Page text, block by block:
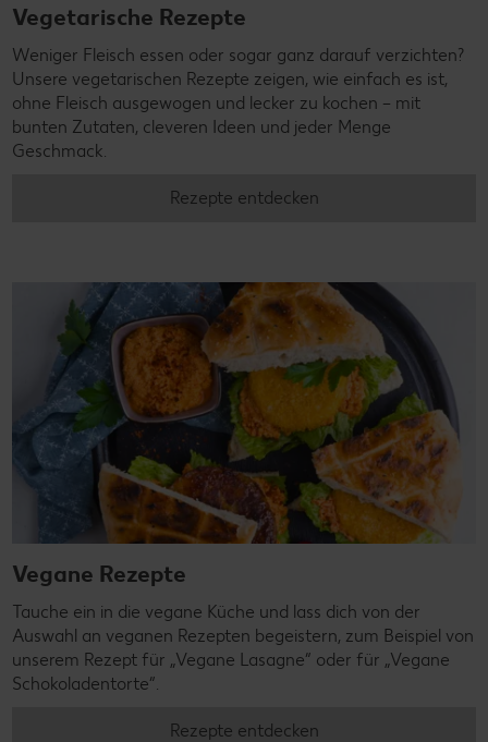
Vegetarische Rezepte
Weniger Fleisch essen oder sogar ganz darauf verzichten?
Unsere vegetarischen Rezepte zeigen, wie einfach es ist,
ohne Fleisch ausgewogen und lecker zu kochen – mit
bunten Zutaten, cleveren Ideen und jeder Menge
Geschmack.
Rezepte entdecken
Vegane Rezepte
Tauche ein in die vegane Küche und lass dich von der
Auswahl an veganen Rezepten begeistern, zum Beispiel von
unserem Rezept für „Vegane Lasagne“ oder für „Vegane
Schokoladentorte“.
Rezepte entdecken